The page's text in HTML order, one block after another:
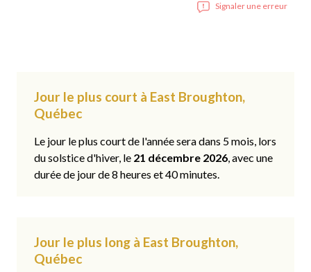
Signaler une erreur
Jour le plus court à East Broughton,
Québec
Le jour le plus court de l'année sera dans 5 mois, lors
du solstice d'hiver, le 21 décembre 2026, avec une
durée de jour de 8 heures et 40 minutes.
Jour le plus long à East Broughton,
Québec